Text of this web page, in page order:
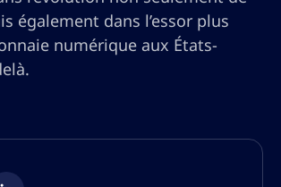
également dans l’essor plus
numérique aux États-